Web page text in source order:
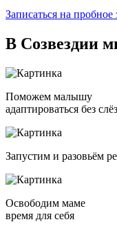
Записаться на пробное
В Созвездии
Поможем малышу
адаптироваться без слёз
Запустим и разовьём
Освободим маме
время для себя